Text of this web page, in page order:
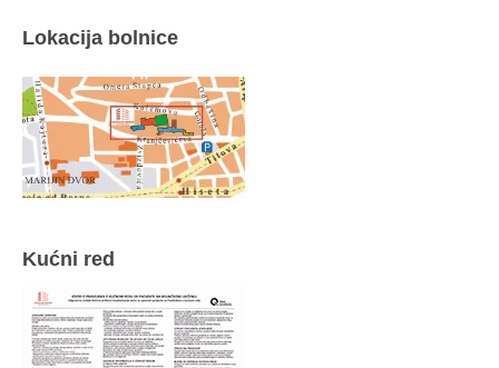
Lokacija bolnice
Kućni red